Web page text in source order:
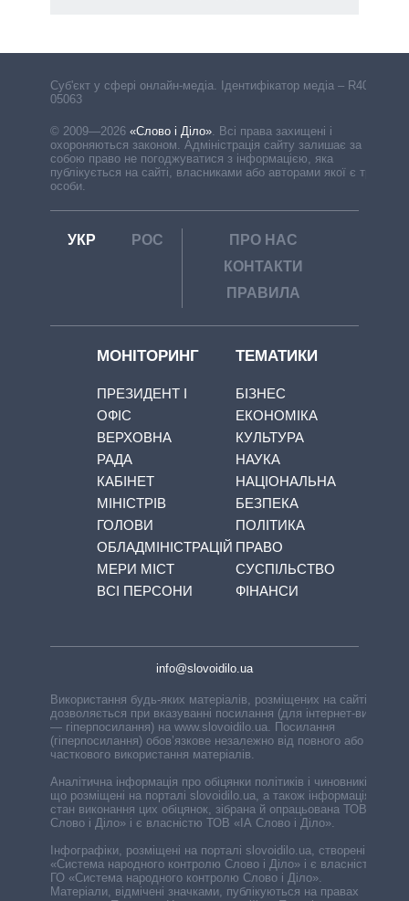
Cуб'єкт у сфері онлайн-медіа. Ідентифікатор медіа – R40-
05063
© 2009—2026 «Слово і Діло» Всі права захищені і
охороняються законом. Адміністрація сайту залишає за
собою право не погоджуватися з інформацією, яка
публікується на сайті, власниками або авторами якої є треті
особи.
УКР РОС
ПРО НАС
КОНТАКТИ
ПРАВИЛА
МОНІТОРИНГ
ПРЕЗИДЕНТ І
ОФІС
ВЕРХОВНА
РАДА
КАБІНЕТ
МІНІСТРІВ
ГОЛОВИ
ОБЛАДМІНІСТРАЦІЙ
МЕРИ МІСТ
ВСІ ПЕРСОНИ
ТЕМАТИКИ
БІЗНЕС
ЕКОНОМІКА
КУЛЬТУРА
НАУКА
НАЦІОНАЛЬНА
БЕЗПЕКА
ПОЛІТИКА
ПРАВО
СУСПІЛЬСТВО
ФІНАНСИ
info@slovoidilo.ua
Використання будь-яких матеріалів, розміщених на сайті,
дозволяється при вказуванні посилання (для інтернет-видань
— гіперпосилання) на www.slovoidilo.ua. Посилання
(гіперпосилання) обов’язкове незалежно від повного або
часткового використання матеріалів.
Аналітична інформація про обіцянки політиків і чиновників,
що розміщені на порталі slovoidilo.ua, а також інформація про
стан виконання цих обіцянок, зібрана й опрацьована ТОВ «ІА
Слово і Діло» і є власністю ТОВ «ІА Слово і Діло».
Інфографіки, розміщені на порталі slovoidilo.ua, створені ГО
«Система народного контролю Слово і Діло» і є власністю
ГО «Система народного контролю Слово і Діло».
Матеріали, відмічені значками, публікуються на правах